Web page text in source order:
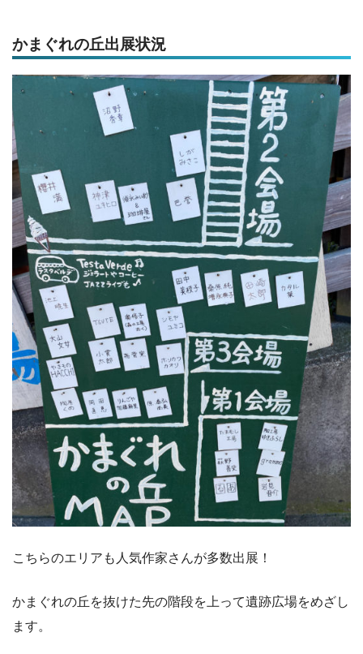
かまぐれの丘出展状況
こちらのエリアも人気作家さんが多数出展！
かまぐれの丘を抜けた先の階段を上って遺跡広場をめざし
ます。